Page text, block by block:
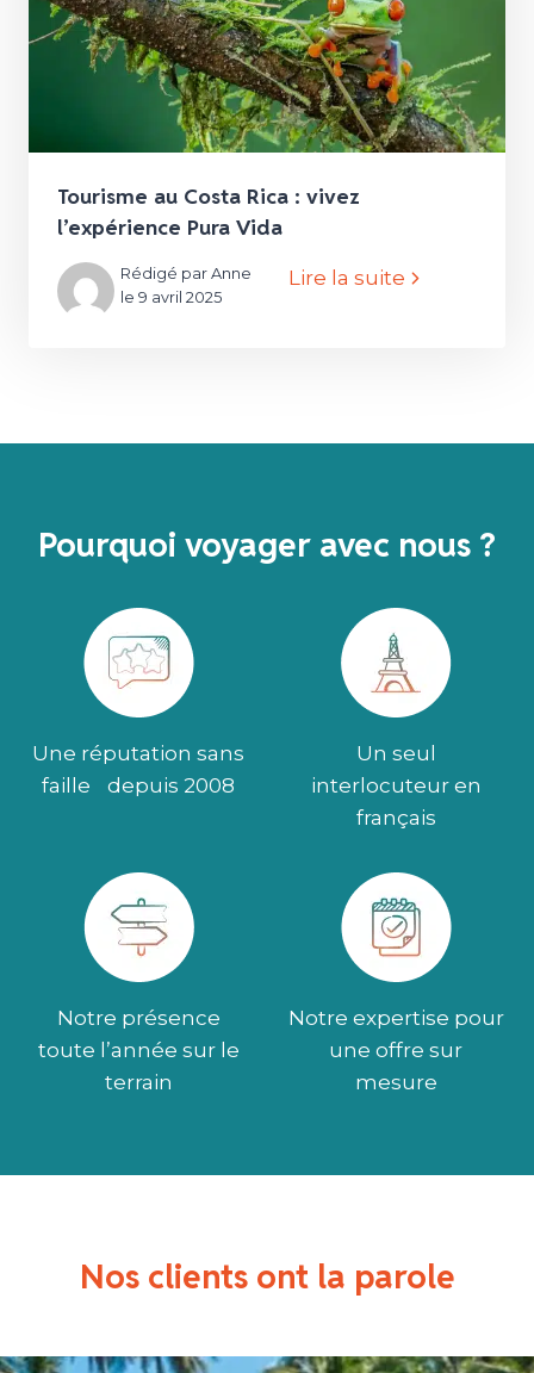
Tourisme au Costa Rica : vivez
l’expérience Pura Vida
Rédigé par Anne
le 9 avril 2025
Lire la suite
Pourquoi voyager avec nous ?
Une réputation sans
faille depuis 2008
Un seul
interlocuteur en
français
Notre présence
toute l’année sur le
terrain
Notre expertise pour
une offre sur
mesure
Nos clients ont la parole